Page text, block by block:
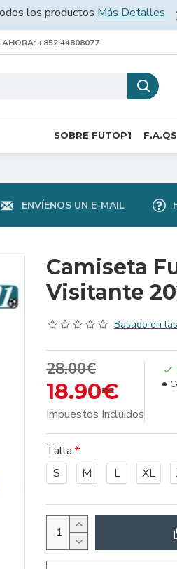
los productos Más Detalles
AHORA: +852 44808077
SOBRE FUTOP1 F.A.QS
ENVÍENOS UN E-MAIL
Camiseta
Visitante
Basado en
18.90€
28.00€
Impuestos Incluidos
Talla
S
M L XL